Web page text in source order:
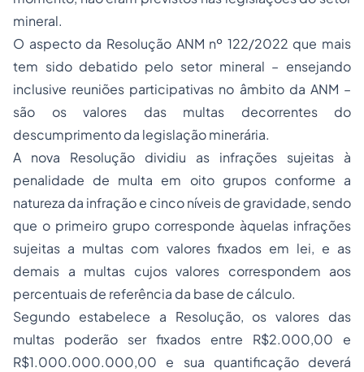
mineral.
O aspecto da Resolução ANM nº 122/2022 que mais
tem sido debatido pelo setor mineral – ensejando
inclusive reuniões participativas no âmbito da ANM –
são os valores das multas decorrentes do
descumprimento da legislação minerária.
A nova Resolução dividiu as infrações sujeitas à
penalidade de multa em oito grupos conforme a
natureza da infração e cinco níveis de gravidade, sendo
que o primeiro grupo corresponde àquelas infrações
sujeitas a multas com valores fixados em lei, e as
demais a multas cujos valores correspondem aos
percentuais de referência da base de cálculo.
Segundo estabelece a Resolução, os valores das
multas poderão ser fixados entre R$2.000,00 e
R$1.000.000.000,00 e sua quantificação deverá